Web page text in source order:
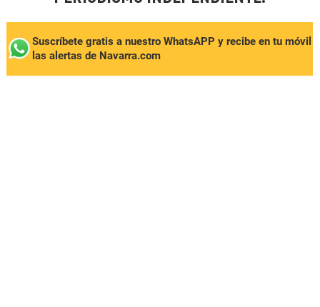
Suscríbete gratis a nuestro WhatsAPP y recibe en tu móvil
las alertas de Navarra.com